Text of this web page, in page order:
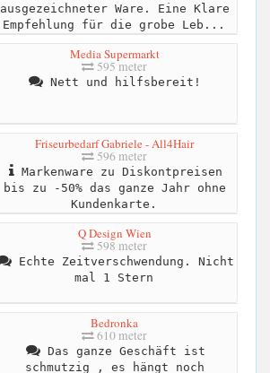
ausgezeichneter Ware. Eine Klare
Empfehlung für die grobe Leb...
Media Supermarkt
595 meter
Nett und hilfsbereit!
Friseurbedarf Gabriele - All4Hair
596 meter
Markenware zu Diskontpreisen
bis zu -50% das ganze Jahr ohne
Kundenkarte.
Q Design Wien
598 meter
Echte Zeitverschwendung. Nicht
mal 1 Stern
Bedronka
610 meter
Das ganze Geschäft ist
schmutzig , es hängt noch